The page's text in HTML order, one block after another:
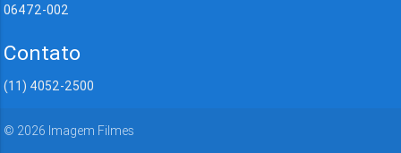
06472-002
Contato
(11) 4052-2500
© 2026 Imagem Filmes